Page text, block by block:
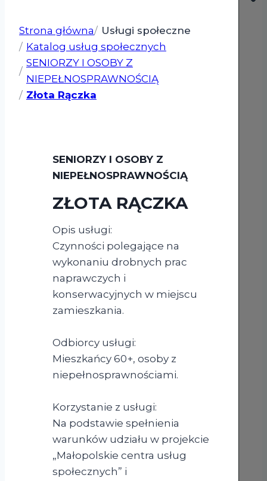
Strona główna
Usługi społeczne
Katalog usług społecznych
SENIORZY I OSOBY Z
NIEPEŁNOSPRAWNOŚCIĄ
Złota Rączka
SENIORZY I OSOBY Z
NIEPEŁNOSPRAWNOŚCIĄ
ZŁOTA RĄCZKA
Opis usługi:
Czynności polegające na
wykonaniu drobnych prac
naprawczych i
konserwacyjnych w miejscu
zamieszkania.
Odbiorcy usługi:
Mieszkańcy 60+, osoby z
niepełnosprawnościami.
Korzystanie z usługi:
Na podstawie spełnienia
warunków udziału w projekcie
„Małopolskie centra usług
społecznych” i